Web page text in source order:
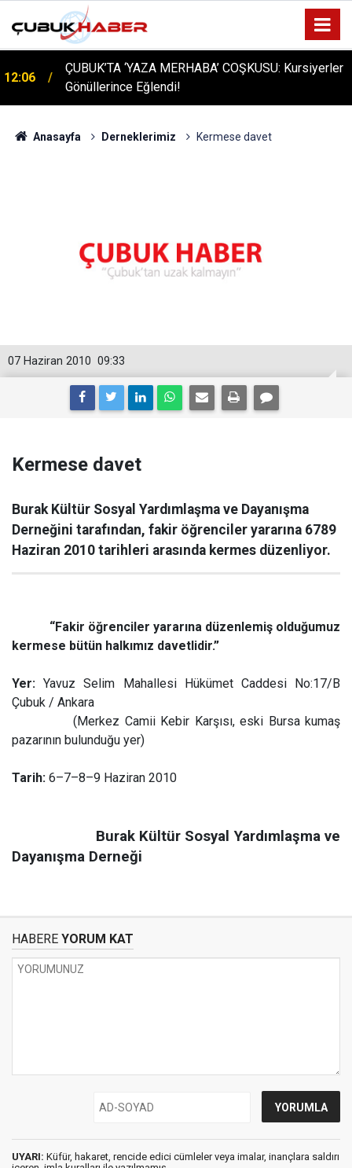
12:06
ÇUBUK’TA ‘YAZA MERHABA’ COŞKUSU: Kursiyerler
Gönüllerince Eğlendi!
Anasayfa Derneklerimiz Kermese davet
09:33
07 Haziran 2010
Kermese davet
Burak Kültür Sosyal Yardımlaşma ve Dayanışma
Derneğini tarafından, fakir öğrenciler yararına 6789
Haziran 2010 tarihleri arasında kermes düzenliyor.
“Fakir öğrenciler yararına düzenlemiş olduğumuz
kermese bütün halkımız davetlidir.”
Yer: Yavuz Selim Mahallesi Hükümet Caddesi No:17/B
Çubuk / Ankara
(Merkez Camii Kebir Karşısı, eski Bursa kumaş
pazarının bulunduğu yer)
Tarih: 6–7–8–9 Haziran 2010
Burak Kültür Sosyal Yardımlaşma ve
Dayanışma Derneği
HABERE YORUM KAT
UYARI: Küfür, hakaret, rencide edici cümleler veya imalar, inançlara saldırı